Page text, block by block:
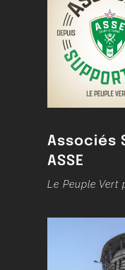
Associés
ASSE
Le Peuple Vert